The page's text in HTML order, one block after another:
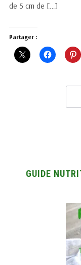
de 5 cm de […]
Partager :
GUIDE